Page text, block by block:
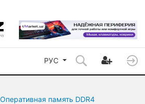
РУС
Оперативная память DDR4